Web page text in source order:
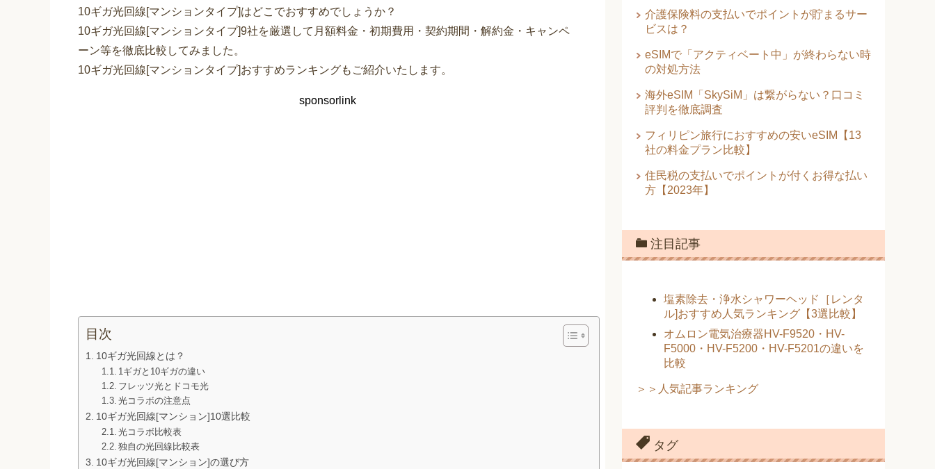
10ギガ光回線[マンションタイプ]はどこでおすすめでしょうか？
10ギガ光回線[マンションタイプ]9社を厳選して月額料金・初期費用・契約期間・解約金・キャンペ
ーン等を徹底比較してみました。
10ギガ光回線[マンションタイプ]おすすめランキングもご紹介いたします。
sponsorlink
目次
10ギガ光回線とは？
1ギガと10ギガの違い
フレッツ光とドコモ光
光コラボの注意点
10ギガ光回線[マンション]10選比較
光コラボ比較表
独自の光回線比較表
10ギガ光回線[マンション]の選び方
介護保険料の支払いでポイントが貯まるサー
ビスは？
eSIMで「アクティベート中」が終わらない時
の対処方法
海外eSIM「SkySiM」は繋がらない？口コミ
評判を徹底調査
フィリピン旅行におすすめの安いeSIM【13
社の料金プラン比較】
住民税の支払いでポイントが付くお得な払い
方【2023年】
注目記事
塩素除去・浄水シャワーヘッド［レンタ
ル]おすすめ人気ランキング【3選比較】
オムロン電気治療器HV-F9520・HV-
F5000・HV-F5200・HV-F5201の違いを
比較
＞＞人気記事ランキング
タグ